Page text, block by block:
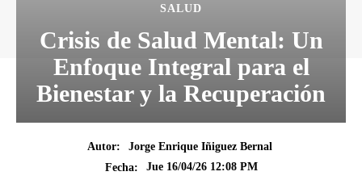
SALUD
Crisis de Salud Mental: Un
Enfoque Integral para el
Bienestar y la Recuperación
Autor:
Jorge Enrique Iñiguez Bernal
Fecha:
Jue 16/04/26 12:08 PM